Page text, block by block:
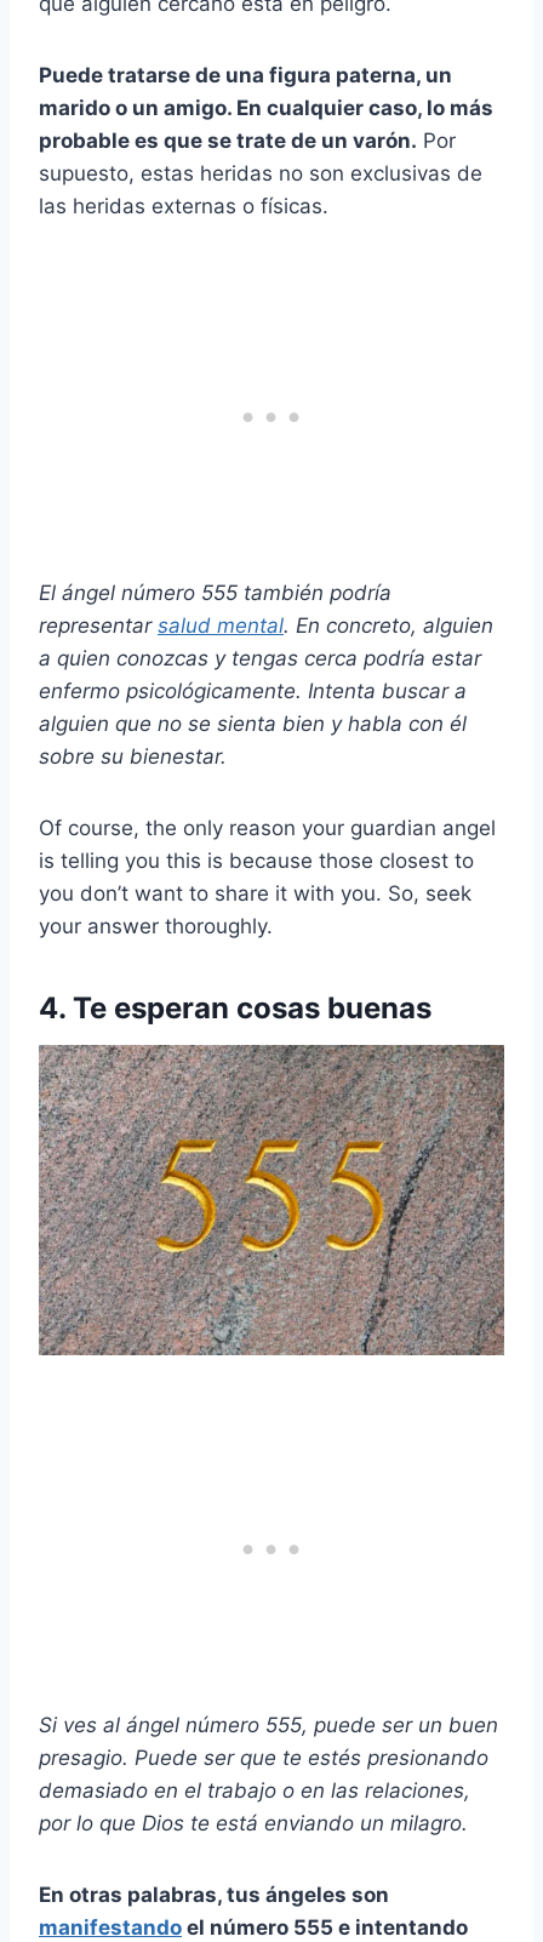
Puede tratarse de una figura paterna, un
marido o un amigo. En cualquier caso, lo más
probable es que se trate de un varón. Por
supuesto, estas heridas no son exclusivas de
las heridas externas o físicas.
El ángel número 555 también podría
representar salud mental. En concreto, alguien
a quien conozcas y tengas cerca podría estar
enfermo psicológicamente. Intenta buscar a
alguien que no se sienta bien y habla con él
sobre su bienestar.
Of course, the only reason your guardian angel
is telling you this is because those closest to
you don’t want to share it with you. So, seek
your answer thoroughly.
4. Te esperan cosas buenas
Si ves al ángel número 555, puede ser un buen
presagio. Puede ser que te estés presionando
demasiado en el trabajo o en las relaciones,
por lo que Dios te está enviando un milagro.
En otras palabras, tus ángeles son
manifestando el número 555 e intentando